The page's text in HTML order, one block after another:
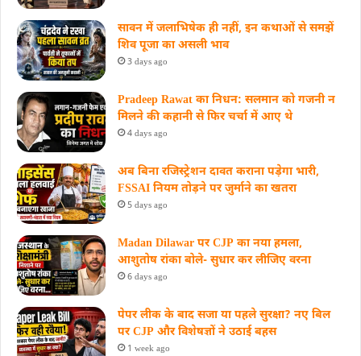
सावन में जलाभिषेक ही नहीं, इन कथाओं से समझें
शिव पूजा का असली भाव
3 days ago
Pradeep Rawat का निधन: सलमान को गजनी न
मिलने की कहानी से फिर चर्चा में आए थे
4 days ago
अब बिना रजिस्ट्रेशन दावत कराना पड़ेगा भारी,
FSSAI नियम तोड़ने पर जुर्माने का खतरा
5 days ago
Madan Dilawar पर CJP का नया हमला,
आशुतोष रांका बोले- सुधार कर लीजिए वरना
6 days ago
पेपर लीक के बाद सजा या पहले सुरक्षा? नए बिल
पर CJP और विशेषज्ञों ने उठाई बहस
1 week ago